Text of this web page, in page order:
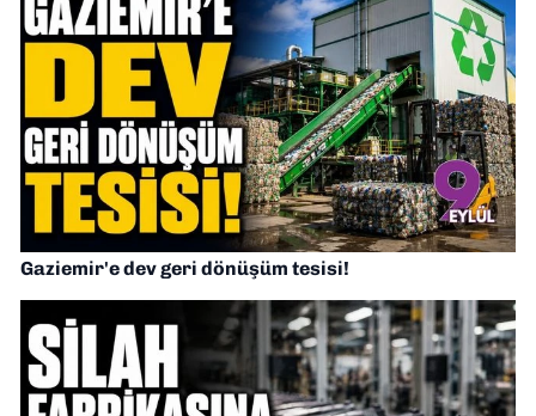
Gaziemir'e dev geri dönüşüm tesisi!